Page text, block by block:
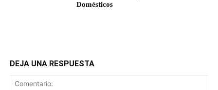
Domésticos
DEJA UNA RESPUESTA